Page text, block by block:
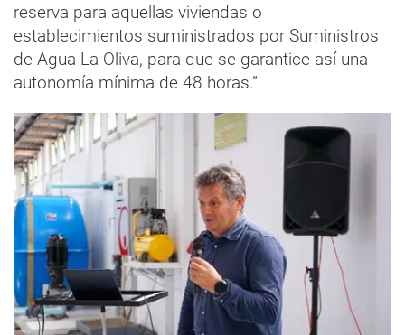
reserva para aquellas viviendas o
establecimientos suministrados por Suministros
de Agua La Oliva, para que se garantice así una
autonomía mínima de 48 horas.”